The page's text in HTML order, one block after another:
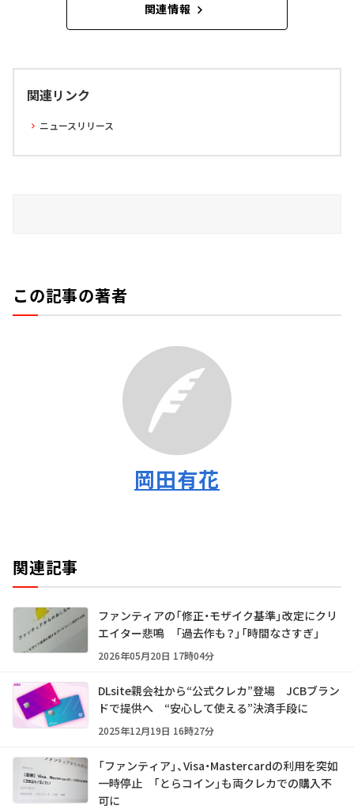
関連情報
関連リンク
ニュースリリース
この記事の著者
岡田有花
関連記事
ファンティアの「修正・モザイク基準」改定にクリ
エイター悲鳴 「過去作も？」「時間なさすぎ」
2026年05月20日 17時04分
DLsite親会社から“公式クレカ”登場 JCBブラン
ドで提供へ “安心して使える”決済手段に
2025年12月19日 16時27分
「ファンティア」、Visa・Mastercardの利用を突如
一時停止 「とらコイン」も両クレカでの購入不
可に